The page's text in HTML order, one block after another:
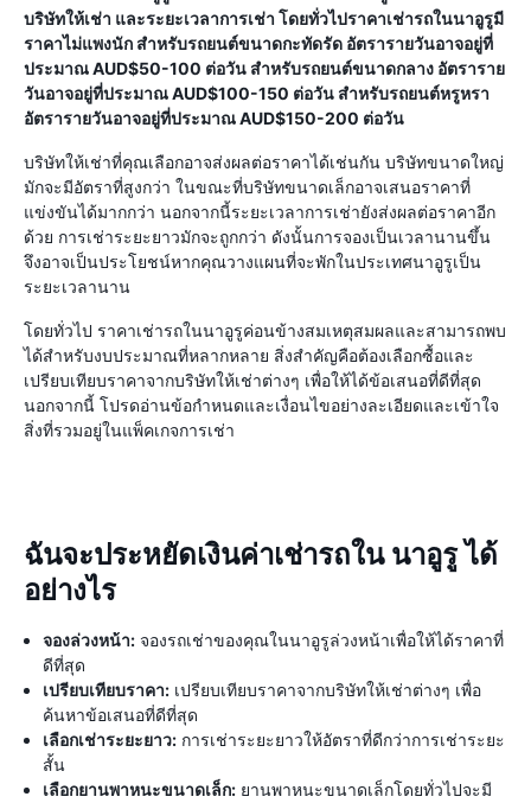
บริษัทให้เช่า และระยะเวลาการเช่า โดยทั่วไปราคาเช่ารถในนาอูรูมี
ราคาไม่แพงนัก สำหรับรถยนต์ขนาดกะทัดรัด อัตรารายวันอาจอยู่ที่
ประมาณ AUD$50-100 ต่อวัน สำหรับรถยนต์ขนาดกลาง อัตราราย
วันอาจอยู่ที่ประมาณ AUD$100-150 ต่อวัน สำหรับรถยนต์หรูหรา
อัตรารายวันอาจอยู่ที่ประมาณ AUD$150-200 ต่อวัน
บริษัทให้เช่าที่คุณเลือกอาจส่งผลต่อราคาได้เช่นกัน บริษัทขนาดใหญ่
มักจะมีอัตราที่สูงกว่า ในขณะที่บริษัทขนาดเล็กอาจเสนอราคาที่
แข่งขันได้มากกว่า นอกจากนี้ระยะเวลาการเช่ายังส่งผลต่อราคาอีก
ด้วย การเช่าระยะยาวมักจะถูกกว่า ดังนั้นการจองเป็นเวลานานขึ้น
จึงอาจเป็นประโยชน์หากคุณวางแผนที่จะพักในประเทศนาอูรูเป็น
ระยะเวลานาน
โดยทั่วไป ราคาเช่ารถในนาอูรูค่อนข้างสมเหตุสมผลและสามารถพบ
ได้สำหรับงบประมาณที่หลากหลาย สิ่งสำคัญคือต้องเลือกซื้อและ
เปรียบเทียบราคาจากบริษัทให้เช่าต่างๆ เพื่อให้ได้ข้อเสนอที่ดีที่สุด
นอกจากนี้ โปรดอ่านข้อกำหนดและเงื่อนไขอย่างละเอียดและเข้าใจ
สิ่งที่รวมอยู่ในแพ็คเกจการเช่า
ฉันจะประหยัดเงินค่าเช่ารถใน นาอูรู ได้
อย่างไร
จองล่วงหน้า: จองรถเช่าของคุณในนาอูรูล่วงหน้าเพื่อให้ได้ราคาที่
ดีที่สุด
เปรียบเทียบราคา: เปรียบเทียบราคาจากบริษัทให้เช่าต่างๆ เพื่อ
ค้นหาข้อเสนอที่ดีที่สุด
เลือกเช่าระยะยาว: การเช่าระยะยาวให้อัตราที่ดีกว่าการเช่าระยะ
สั้น
เลือกยานพาหนะขนาดเล็ก: ยานพาหนะขนาดเล็กโดยทั่วไปจะมี